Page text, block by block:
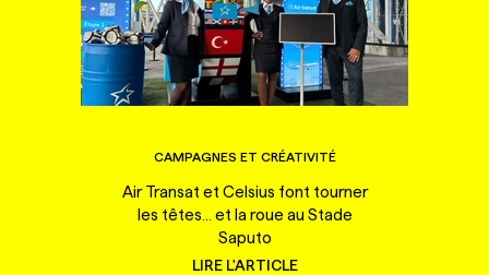
CAMPAGNES ET CRÉATIVITÉ
Air Transat et Celsius font tourner
les têtes... et la roue au Stade
Saputo
LIRE L'ARTICLE